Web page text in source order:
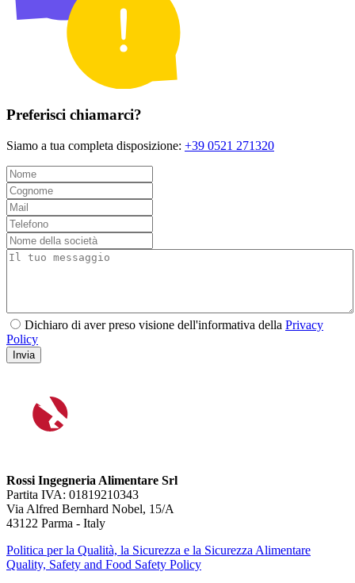
Preferisci chiamarci?
Siamo a tua completa disposizione: +39 0521 271320
Dichiaro di aver preso visione dell'informativa della Privacy
Policy
Invia
Rossi Ingegneria Alimentare Srl
Partita IVA: 01819210343
Via Alfred Bernhard Nobel, 15/A
43122 Parma - Italy
Politica per la Qualità, la Sicurezza e la Sicurezza Alimentare
Quality, Safety and Food Safety Policy